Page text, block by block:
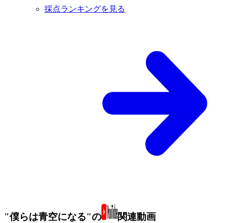
採点ランキングを見る
"僕らは青空になる"の 関連動画